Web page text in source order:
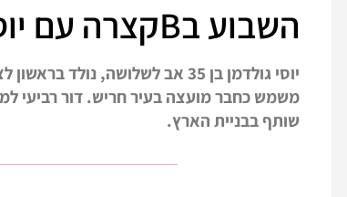
השבוע בBקצרה עם יוסי גולדמן
יוסי גולדמן בן 35 אב לשלושה,
משמש כחבר מועצה בעיר חריש. דור רביעי
שותף בבניית הארץ.